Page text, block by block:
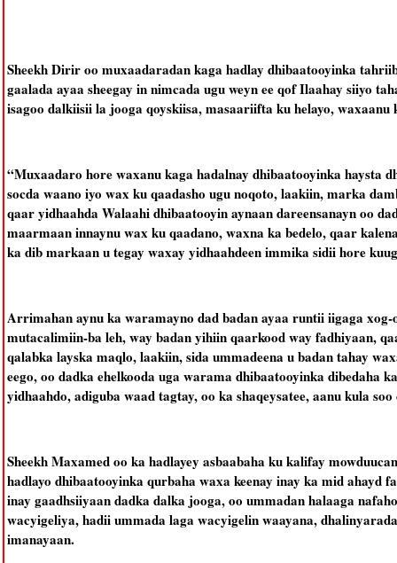
Sheekh Dirir oo muxaadaradan kaga hadlay dhibaatooyinka
gaalada ayaa sheegay in nimcada ugu weyn ee qof Ilaahay siiyo
isagoo dalkiisii la jooga qoyskiisa, masaariifta ku helayo, waxaanu
“Muxaadaro hore waxanu kaga hadalnay dhibaatooyinka haysta
socda waano iyo wax ku qaadasho ugu noqoto, laakiin, marka
qaar yidhaahda Walaahi dhibaatooyin aynaan dareensanayn oo
maarmaan innaynu wax ku qaadano, waxna ka bedelo, qaar
ka dib markaan u tegay waxay yidhaahdeen immika sidii hore
Arrimahan aynu ka waramayno dad badan ayaa runtii iigaga xog-
mutacalimiin-ba leh, way badan yihiin qaarkood way fadhiyaan,
qalabka layska maqlo, laakiin, sida ummadeena u badan tahay
eego, oo dadka ehelkooda uga warama dhibaatooyinka dibedaha
yidhaahdo, adiguba waad tagtay, oo ka shaqeysatee, aanu kula soo
Sheekh Maxamed oo ka hadlayey asbaabaha ku kalifay
hadlayo dhibaatooyinka qurbaha waxa keenay inay ka mid ahayd
inay gaadhsiiyaan dadka dalka jooga, oo ummadan halaaga
wacyigeliya, hadii ummada laga wacyigelin waayana,
imanayaan.